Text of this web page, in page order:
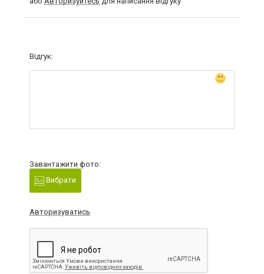
Відгук:
Завантажити фото:
Вибрати
Авторизуватись